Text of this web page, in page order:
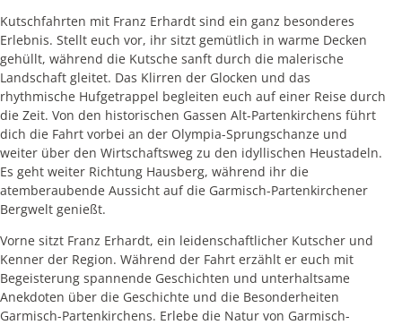
Kutschfahrten mit Franz Erhardt sind ein ganz besonderes
Erlebnis. Stellt euch vor, ihr sitzt gemütlich in warme Decken
gehüllt, während die Kutsche sanft durch die malerische
Landschaft gleitet. Das Klirren der Glocken und das
rhythmische Hufgetrappel begleiten euch auf einer Reise durch
die Zeit. Von den historischen Gassen Alt-Partenkirchens führt
dich die Fahrt vorbei an der Olympia-Sprungschanze und
weiter über den Wirtschaftsweg zu den idyllischen Heustadeln.
Es geht weiter Richtung Hausberg, während ihr die
atemberaubende Aussicht auf die Garmisch-Partenkirchener
Bergwelt genießt.
Vorne sitzt Franz Erhardt, ein leidenschaftlicher Kutscher und
Kenner der Region. Während der Fahrt erzählt er euch mit
Begeisterung spannende Geschichten und unterhaltsame
Anekdoten über die Geschichte und die Besonderheiten
Garmisch-Partenkirchens. Erlebe die Natur von Garmisch-